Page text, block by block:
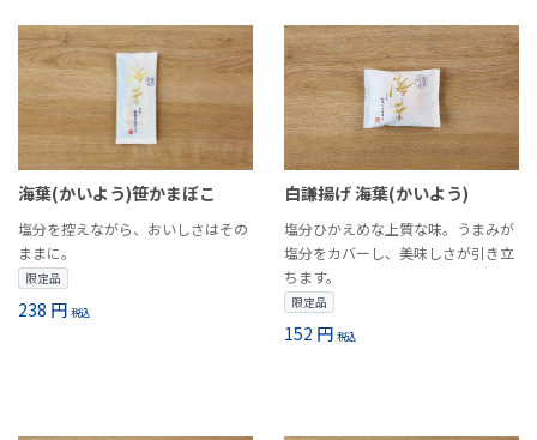
海葉(かいよう)笹かまぼこ
塩分を控えながら、おいしさはその
ままに。
限定品
238 円 税込
白謙揚げ 海葉(かいよう)
塩分ひかえめな上質な味。うまみが
塩分をカバーし、美味しさが引き立
ちます。
限定品
152 円 税込